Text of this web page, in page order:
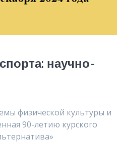
научно-
физической культуры и
90-летию курского